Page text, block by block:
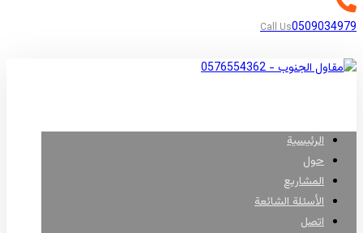
Call Us0509034979
الرئيسية
حول
المشاريع
الأسئلة الشائعة
اتصل